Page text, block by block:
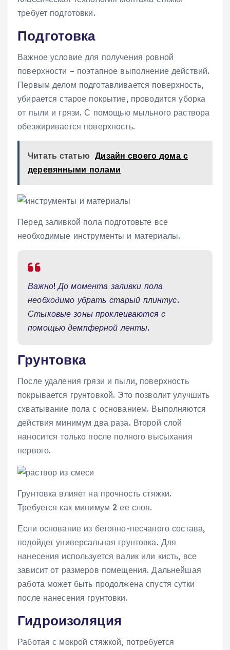
требует подготовки.
Подготовка
Важное условие для получения ровной
поверхности – поэтапное выполнение действий.
Первым делом подготавливается поверхность,
убирается старое покрытие, проводится уборка
от пыли и грязи. С помощью мыльного раствора
обезжиривается поверхность.
Читать статью Дизайн своего дома с
деревянными полами
Перед заливкой пола подготовьте все
необходимые инструменты и материалы.
Важно! До момента заливки пола
необходимо убрать старый плинтус.
Стыковые зоны проклеиваются с
помощью демпферной ленты.
Грунтовка
После удаления грязи и пыли, поверхность
покрывается грунтовкой. Это позволит улучшить
схватывание пола с основанием. Выполняются
действия минимум два раза. Второй слой
наносится только после полного высыхания
первого.
Грунтовка влияет на прочность стяжки.
Требуется как минимум 2 ее слоя.
Если основание из бетонно-песчаного состава,
подойдет универсальная грунтовка. Для
нанесения используется валик или кисть, все
зависит от размеров помещения. Дальнейшая
работа может быть продолжена спустя сутки
после нанесения грунтовки.
Гидроизоляция
Работая с мокрой стяжкой, потребуется